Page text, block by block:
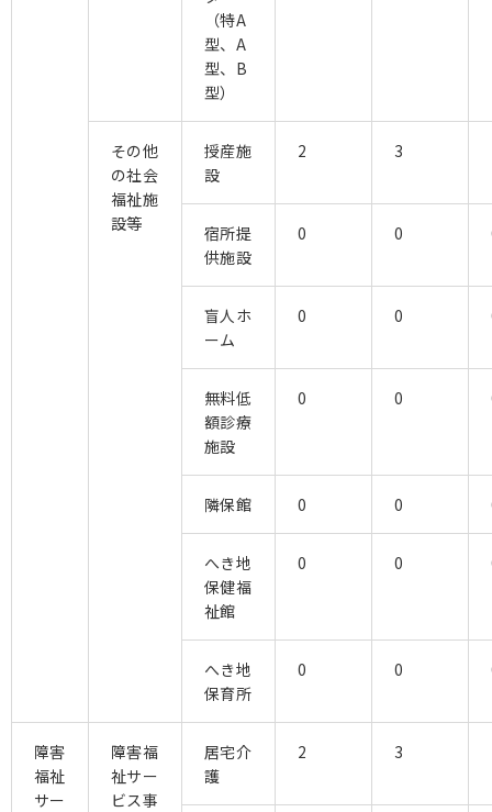
（特A
型、A
型、B
型）
その他
の社会
福祉施
設等
授産施
設
2 3
宿所提
供施設
0 0
盲人ホ
ーム
0 0
無料低
額診療
施設
0 0
隣保館 0 0
へき地
保健福
祉館
0 0
へき地
保育所
0 0
障害
福祉
サー
障害福
祉サー
ビス事
居宅介
護
2 3